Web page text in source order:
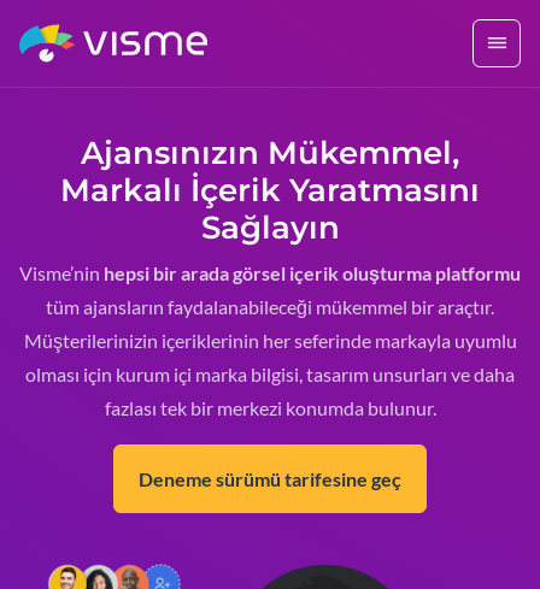
Ajansınızın Mükemmel,
Markalı İçerik Yaratmasını
Sağlayın
Visme’nin hepsi bir arada görsel içerik oluşturma platformu
tüm ajansların faydalanabileceği mükemmel bir araçtır.
Müşterilerinizin içeriklerinin her seferinde markayla uyumlu
olması için kurum içi marka bilgisi, tasarım unsurları ve daha
fazlası tek bir merkezi konumda bulunur.
Deneme sürümü tarifesine geç